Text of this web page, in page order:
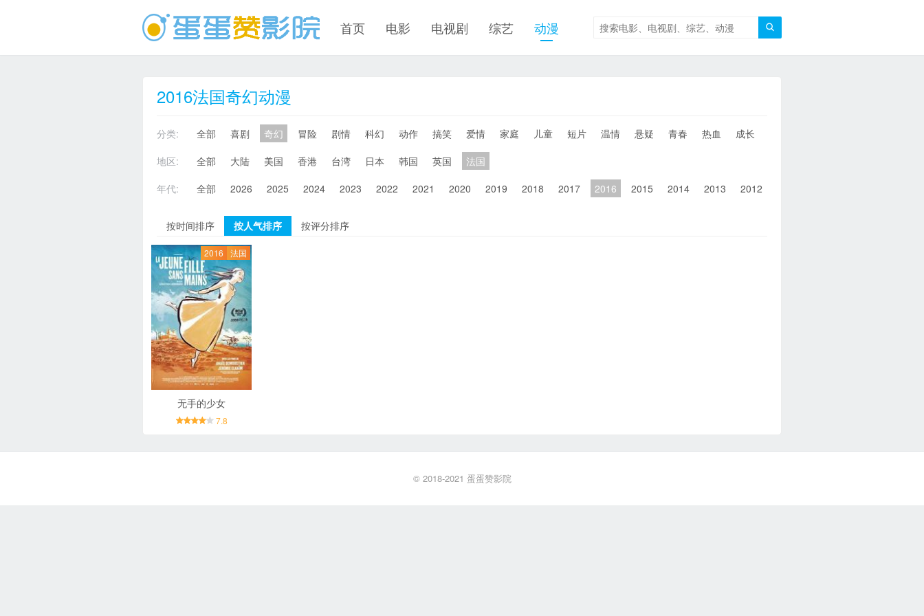

首页 电影 电视剧 综艺 动漫
2016法国奇幻动漫
分类: 全部 喜剧 奇幻 冒险 剧情 科幻 动作 搞笑 爱情 家庭 儿童 短片 温情 悬疑 青春 热血 成长
地区:
全部 大陆 美国 香港 台湾 日本 韩国 英国
法国
年代:
全部 2026 2025 2024 2023 2022 2021 2020 2019 2018 2017 2016 2015 2014 2013 2012
按时间排序 按人气排序 按评分排序
2016 法国
无手的少女
7.8
© 2018-2021 蛋蛋赞影院